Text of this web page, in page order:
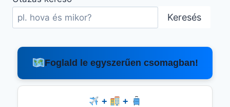
Keresés
Foglald le egyszerűen csomagban!
+
+